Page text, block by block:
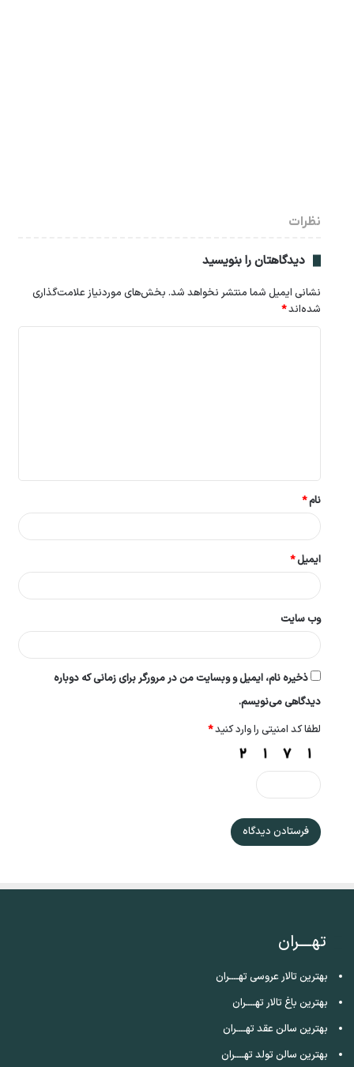
نظرات
دیدگاهتان را بنویسید
نشانی ایمیل شما منتشر نخواهد شد. بخش‌های موردنیاز علامت‌گذاری
شده‌اند*
*
نام*
ایمیل*
وب‌ سایت
ذخیره نام، ایمیل و وبسایت من در مرورگر برای زمانی که دوباره
دیدگاهی می‌نویسم.
لطفا کد امنیتی را وارد کنید*
تهــــران
بهترین تالار عروسی تهــــران
بهترین باغ تالار تهــــران
بهترین سالن عقد تهــــران
بهترین سالن تولد تهــــران